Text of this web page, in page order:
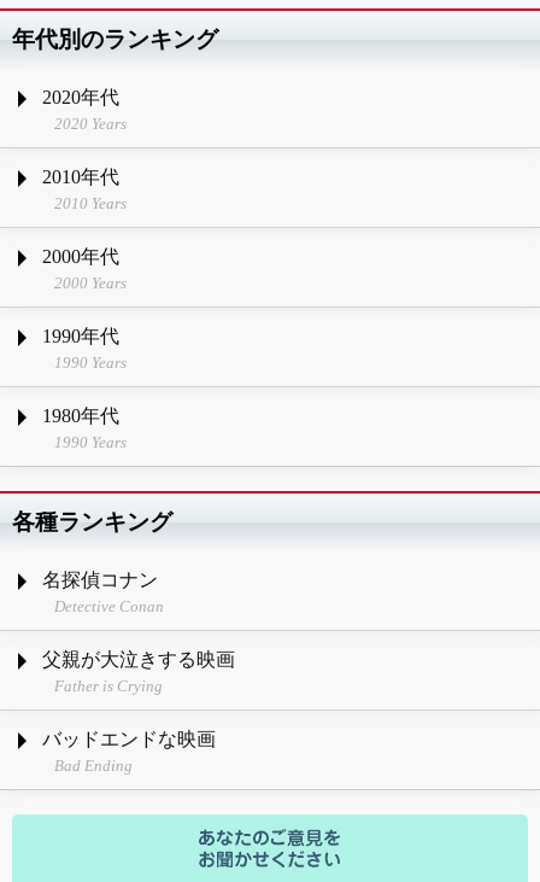
年代別のランキング
2020年代
2020 Years
2010年代
2010 Years
2000年代
2000 Years
1990年代
1990 Years
1980年代
1990 Years
各種ランキング
名探偵コナン
Detective Conan
父親が大泣きする映画
Father is Crying
バッドエンドな映画
Bad Ending